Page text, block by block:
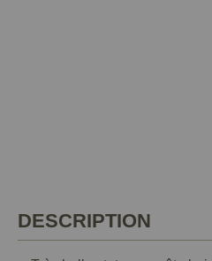
DESCRIPTION